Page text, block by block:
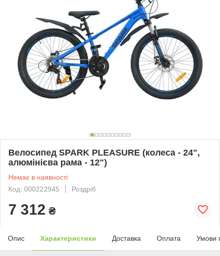
Велосипед SPARK PLEASURE (колеса - 24",
алюмінієва рама - 12")
Немає в наявності
Код: 000222945
Роздріб
7 312 ₴
Опис Характеристики Доставка Оплата Умови